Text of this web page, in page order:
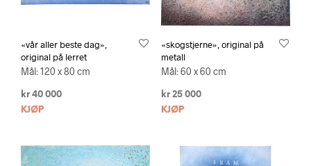
«vår aller beste dag»,
original på lerret
Mål: 120 x 80 cm
kr 40 000
KJØP
«skogstjerne», original på
metall
Mål: 60 x 60 cm
kr25 000
KJØP